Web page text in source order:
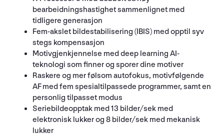
bearbeidningshastighet sammenlignet med
tidligere generasjon
Fem-akslet bildestabilisering (IBIS) med opptil syv
stegs kompensasjon
Motivgjenkjennelse med deep learning AI-
teknologi som finner og sporer dine motiver
Raskere og mer følsom autofokus, motivfølgende
AF med fem spesialtilpassede programmer, samt en
personlig tilpasset modus
Seriebildeopptak med 13 bilder/sek med
elektronisk lukker og 8 bilder/sek med mekanisk
lukker